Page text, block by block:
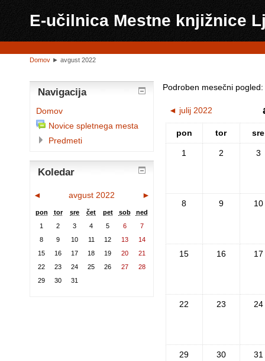
E-učilnica Mestne knjižnice
Domov ► avgust 2022
Podroben mesečni pogled:
◄ julij 2022
pon tor sre
1 2 3
8 9 10
15 16 17
22 23 24
29 30 31
Navigacija
Domov
Novice spletnega mesta
Predmeti
Koledar
◄ avgust 2022 ►
pon tor sre čet pet sob
ned
1
2 3 4 5 6
7
8
9 10 11 12 13
14
15
16 17 18 19 20
21
22
23 24 25 26 27
28
29
30 31